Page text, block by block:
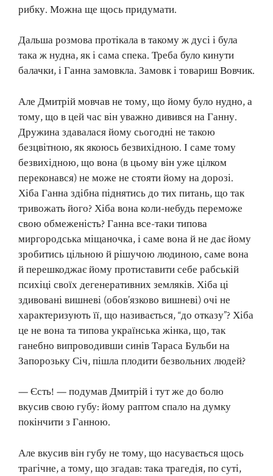
рибку. Можна ще щось придумати.
Дальша розмова протікала в такому ж дусі і була
така ж нудна, як і сама спека. Треба було кинути
балачки, і Ганна замовкла. Замовк і товариш Вовчик.
Але Дмитрій мовчав не тому, що йому було нудно, а
тому, що в цей час він уважно дивився на Ганну.
Дружина здавалася йому сьогодні не такою
безцвітною, як якоюсь безвихідною. І саме тому
безвихідною, що вона (в цьому він уже цілком
переконався) не може не стояти йому на дорозі.
Хіба Ганна здібна піднятись до тих питань, що так
тривожать його? Хіба вона коли-небудь переможе
свою обмеженість? Ганна все-таки типова
миргородська міщаночка, і саме вона й не дає йому
зробитись цільною й рішучою людиною, саме вона
й перешкоджає йому протиставити себе рабській
психіці своїх дегенеративних земляків. Хіба ці
здивовані вишневі (обов’язково вишневі) очі не
характеризують її, що називається, “до отказу”? Хіба
це не вона та типова українська жінка, що, так
ганебно випроводивши синів Тараса Бульби на
Запорозьку Січ, пішла плодити безвольних людей?
— Єсть! — подумав Дмитрій і тут же до болю
вкусив свою губу: йому раптом спало на думку
покінчити з Ганною.
Але вкусив він губу не тому, що насувається щось
трагічне, а тому, що згадав: така трагедія, по суті,